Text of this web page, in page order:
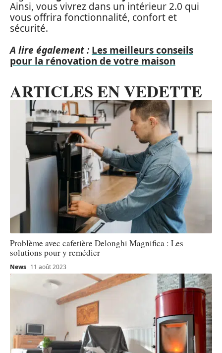
Ainsi, vous vivrez dans un intérieur 2.0 qui
vous offrira fonctionnalité, confort et
sécurité.
A lire également : Les meilleurs conseils
pour la rénovation de votre maison
ARTICLES EN VEDETTE
Problème avec cafetière Delonghi Magnifica : Les
solutions pour y remédier
News 11 août 2023